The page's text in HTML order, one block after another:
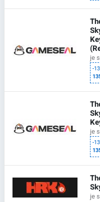
je
-
je
-
je